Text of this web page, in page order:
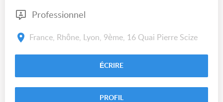
Professionnel
France, Rhône, Lyon, 9ème, 16 Quai Pierre Scize
ÉCRIRE
PROFIL